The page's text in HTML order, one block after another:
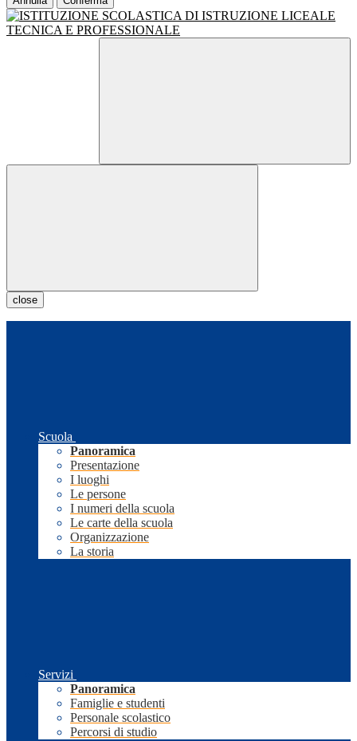
close
Scuola
Panoramica
Presentazione
I luoghi
Le persone
I numeri della scuola
Le carte della scuola
Organizzazione
La storia
Servizi
Panoramica
Famiglie e studenti
Personale scolastico
Percorsi di studio